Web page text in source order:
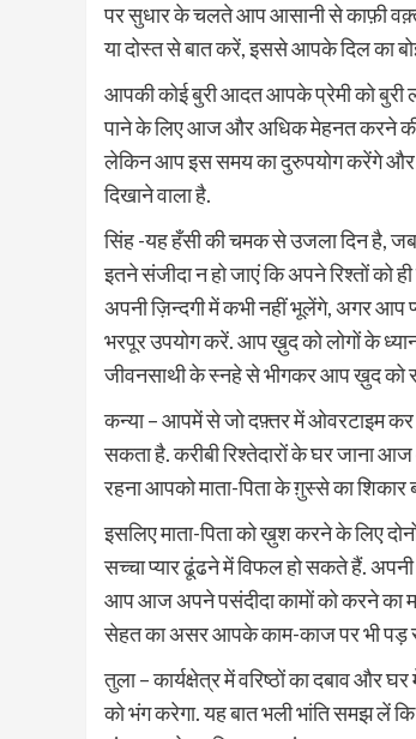
पर सुधार के चलते आप आसानी से काफ़ी
या दोस्त से बात करें, इससे आपके दिल का
आपकी कोई बुरी आदत आपके प्रेमी को बुरी
पाने के लिए आज और अधिक मेहनत करने की
लेकिन आप इस समय का दुरुपयोग करेंगे और
दिखाने वाला है.
सिंह -यह हँसी की चमक से उजला दिन है,
इतने संजीदा न हो जाएं कि अपने रिश्तों को
अपनी ज़िन्दगी में कभी नहीं भूलेंगे, अगर आप
भरपूर उपयोग करें. आप ख़ुद को लोगों के
जीवनसाथी के स्नहे से भीगकर आप ख़ुद को
कन्या – आपमें से जो दफ़्तर में ओवरटाइम
सकता है. करीबी रिश्तेदारों के घर जाना
रहना आपको माता-पिता के ग़ुस्से का
इसलिए माता-पिता को ख़ुश करने के लिए
सच्चा प्यार ढूंढने में विफल हो सकते हैं.
आप आज अपने पसंदीदा कामों को करने का
सेहत का असर आपके काम-काज पर भी पड़
तुला – कार्यक्षेत्र में वरिष्ठों का दबाव
को भंग करेगा. यह बात भली भांति समझ